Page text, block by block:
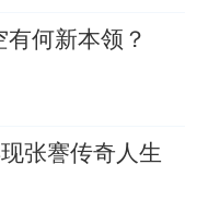
有何新本领？
张謇传奇人生